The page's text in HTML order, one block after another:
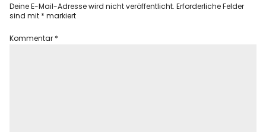
Deine E-Mail-Adresse wird nicht veröffentlicht. Erforderliche Felder
sind mit * markiert
Kommentar *